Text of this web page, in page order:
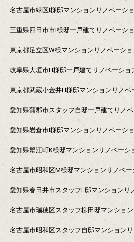
名古屋市緑区I様邸マンションリノベーシ
三重県四日市市I様邸一戸建てリノベーシ
東京都足立区W様マンションリノベーショ
岐阜県大垣市H様邸一戸建てリノベーショ
東京都武蔵小金井H様邸マンションリノベ
愛知県蒲郡市スタッフ自邸一戸建てリノ
愛知県岩倉市I様邸マンションリノベーシ
愛知県蟹江町K様邸マンションリノベーシ
名古屋市昭和区M様邸マンションリノベー
愛知県春日井市スタッフF邸マンションリ
名古屋市瑞穂区スタッフ柳田邸マンショ
名古屋市昭和区スタッフ自邸マンション